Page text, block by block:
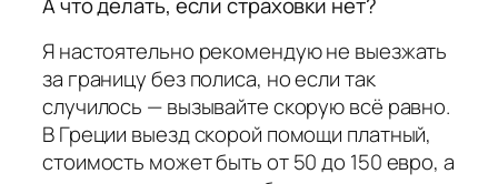
Я настоятельно рекомендую не выезжать
за границу без полиса, но если так
случилось — вызывайте скорую всё равно.
В Греции выезд скорой помощи платный,
стоимость может быть от 50 до 150 евро, а